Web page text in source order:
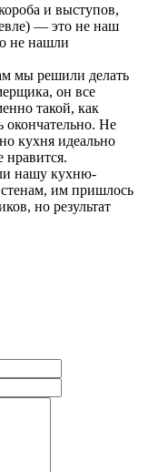
и выступов,
— это не наш
не нашли
мы решили делать
он все
такой, как
окончательно. Не
кухня идеально
нравится.
нашу кухню-
им пришлось
но результат